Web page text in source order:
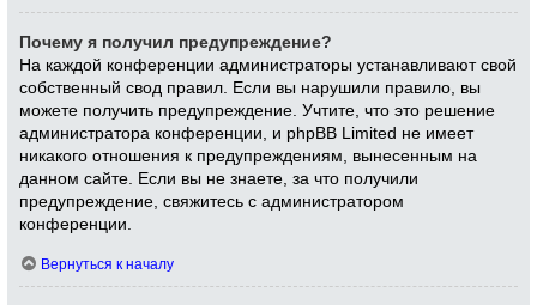
Почему я получил предупреждение?
На каждой конференции администраторы устанавливают свой
собственный свод правил. Если вы нарушили правило, вы
можете получить предупреждение. Учтите, что это решение
администратора конференции, и phpBB Limited не имеет
никакого отношения к предупреждениям, вынесенным на
данном сайте. Если вы не знаете, за что получили
предупреждение, свяжитесь с администратором
конференции.
Вернуться к началу